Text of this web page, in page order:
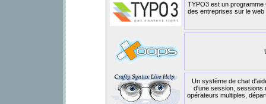
TYPO3 est un
des entreprises sur le web
Un système de chat
d'une session, sessions
opérateurs multiples,